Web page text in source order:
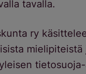
tavalla.
ry